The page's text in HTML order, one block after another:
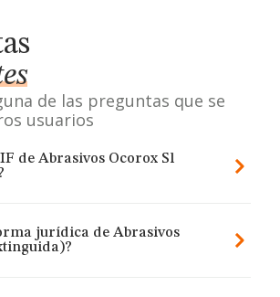
de las preguntas que se
usuarios
de Abrasivos Ocorox Sl
jurídica de Abrasivos